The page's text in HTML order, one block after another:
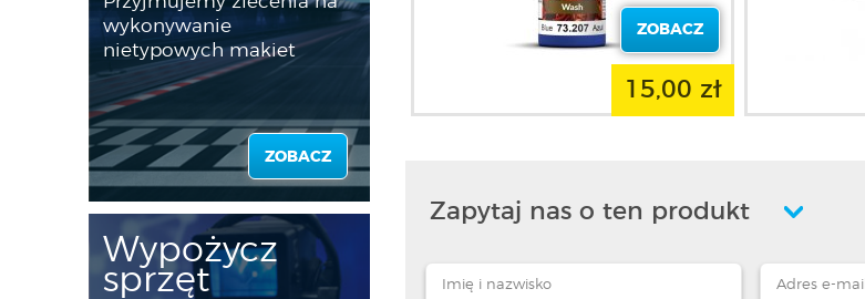
wykonywanie
nietypowych makiet
ZOBACZ
Wypożycz
sprzęt
ZOBACZ
15,00 zł
Zapytaj nas o ten produkt